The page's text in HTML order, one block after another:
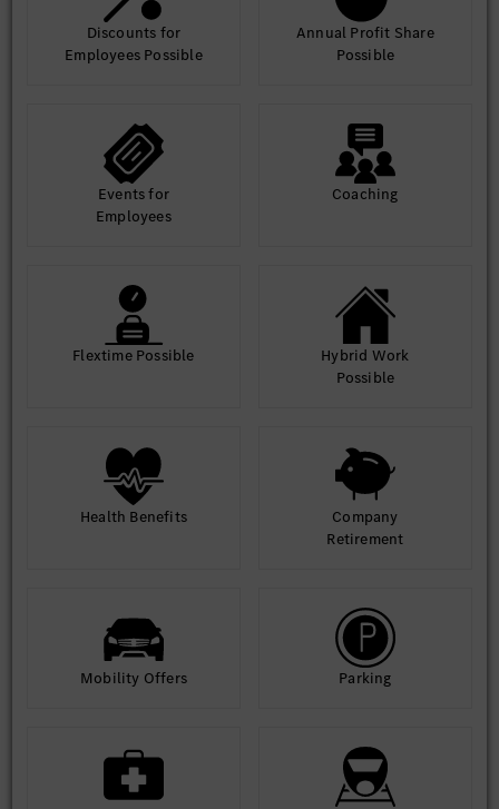
Discounts for
Employees Possible
Annual Profit Share
Possible
Events for
Employees
Coaching
Flextime Possible
Hybrid Work
Possible
Health Benefits
Company
Retirement
Mobility Offers Parking